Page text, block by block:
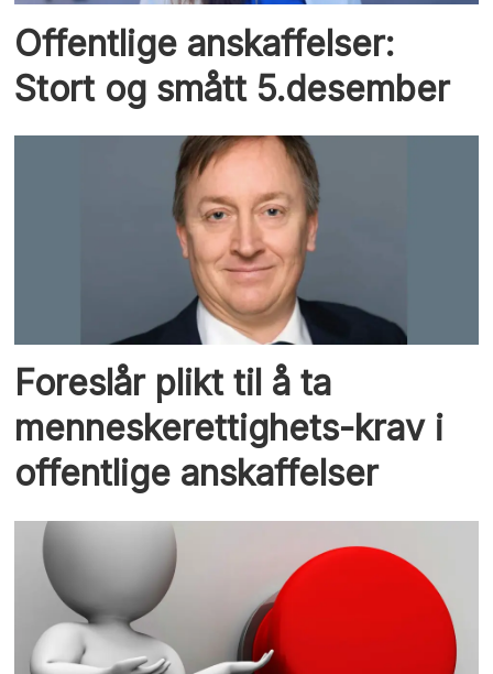
Offentlige anskaffelser:
Stort og smått 5.desember
Foreslår plikt til å ta
menneskerettighets-krav i
offentlige anskaffelser